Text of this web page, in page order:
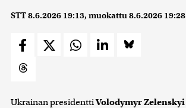
STT8.6.2026 19:13, muokattu8.6.2026 19:28
Ukrainan presidenttiVolodymyr Zelenskyi